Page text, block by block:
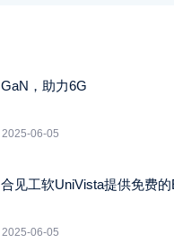
GaN，助力6G
2025-06-05
合见工软UniVista提供免费
2025-06-05